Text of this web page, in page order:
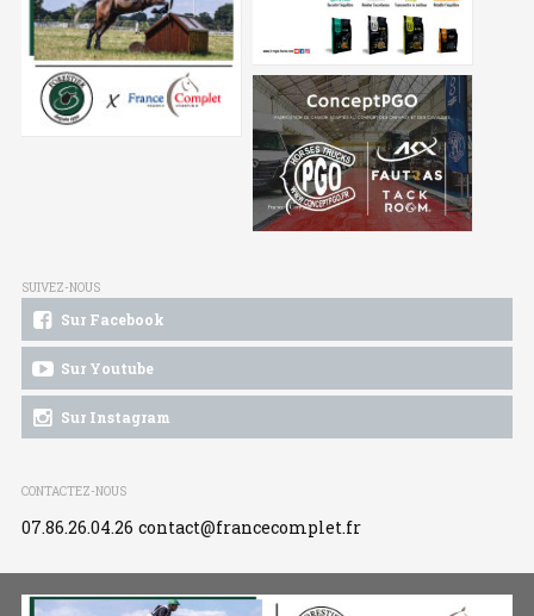
SUIVEZ-NOUS
Sur Facebook
Sur Youtube
Sur Instagram
CONTACTEZ-NOUS
07.86.26.04.26 contact@francecomplet.fr